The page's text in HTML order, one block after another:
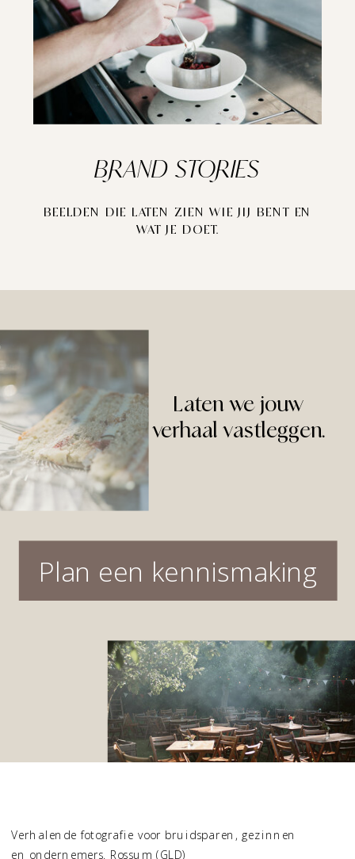
BEELDEN DIE LATEN ZIEN WIE JIJ BENT EN
WAT JE DOET.
BRAND STORIES
Laten we jouw
verhaal vastleggen.
Plan een kennismaking
Verhalende fotografie voor bruidsparen, gezinnen
en ondernemers. Rossum (GLD)